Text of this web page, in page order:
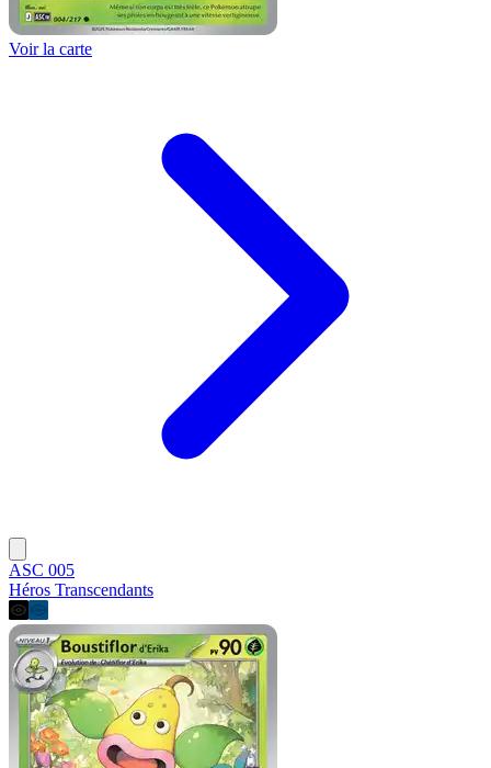
Voir la carte
ASC 005
Héros Transcendants